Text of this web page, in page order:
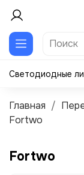
Светодиодные
Главная
Fortwo
Fortwo